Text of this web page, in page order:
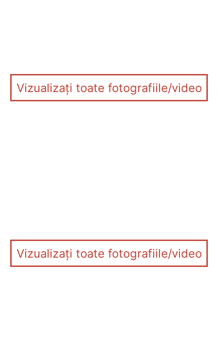
Vizualizați toate fotografiile/video
Vizualizați toate fotografiile/video